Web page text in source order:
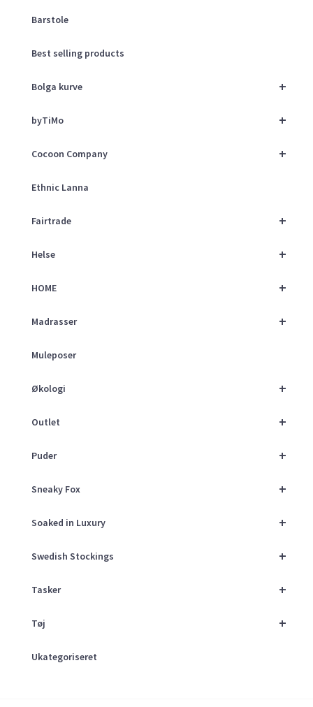
Barstole
Best selling products
+
Bolga kurve
+
byTiMo
+
Cocoon Company
Ethnic Lanna
+
Fairtrade
+
Helse
+
HOME
+
Madrasser
Muleposer
+
Økologi
+
Outlet
+
Puder
+
Sneaky Fox
+
Soaked in Luxury
+
Swedish Stockings
+
Tasker
+
Tøj
Ukategoriseret